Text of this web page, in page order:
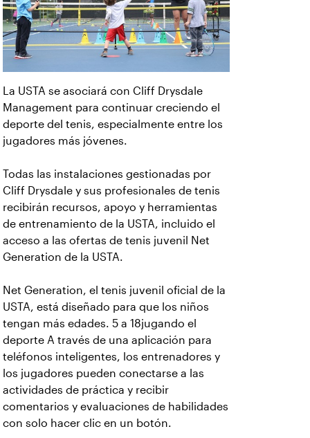
La USTA se asociará con Cliff Drysdale
Management para continuar creciendo el
deporte del tenis, especialmente entre los
jugadores más jóvenes.
Todas las instalaciones gestionadas por
Cliff Drysdale y sus profesionales de tenis
recibirán recursos, apoyo y herramientas
de entrenamiento de la USTA, incluido el
acceso a las ofertas de tenis juvenil Net
Generation de la USTA.
Net Generation, el tenis juvenil oficial de la
USTA, está diseñado para que los niños
tengan más edades. 5 a 18jugando el
deporte A través de una aplicación para
teléfonos inteligentes, los entrenadores y
los jugadores pueden conectarse a las
actividades de práctica y recibir
comentarios y evaluaciones de habilidades
con solo hacer clic en un botón.